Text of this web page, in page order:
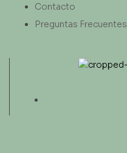
Contacto
Preguntas Frecuentes